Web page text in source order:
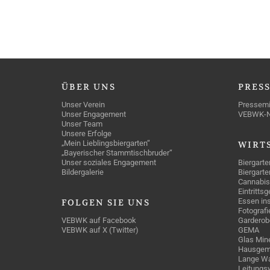
ÜBER UNS
Unser Verein
Unser Engagement
Unser Team
Unsere Erfolge
„Mein Lieblingsbiergarten“
„Bayerischer Stammtischbruder“
Unser soziales Engagement
Bildergalerie
FOLGEN SIE UNS
VEBWK auf Facebook
VEBWK auf X (Twitter)
VEBWK-
Essen
GEMA
Glas
Lange